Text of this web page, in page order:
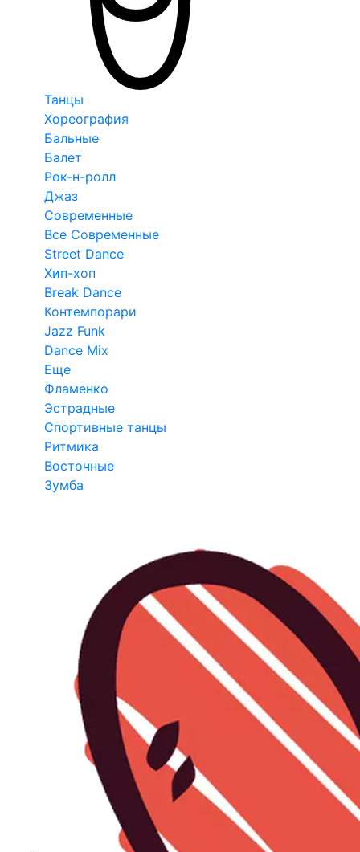
Танцы
Хореография
Бальные
Балет
Рок-н-ролл
Джаз
Современные
Все Современные
Street Dance
Хип-хоп
Break Dance
Контемпорари
Jazz Funk
Dance Mix
Еще
Фламенко
Эстрадные
Спортивные танцы
Ритмика
Восточные
Зумба